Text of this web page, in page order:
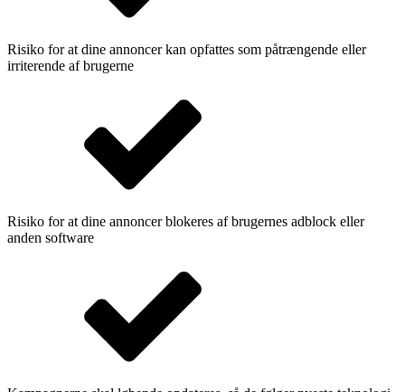
Risiko for at dine annoncer kan opfattes som påtrængende eller
irriterende af brugerne
Risiko for at dine annoncer blokeres af brugernes adblock eller
anden software